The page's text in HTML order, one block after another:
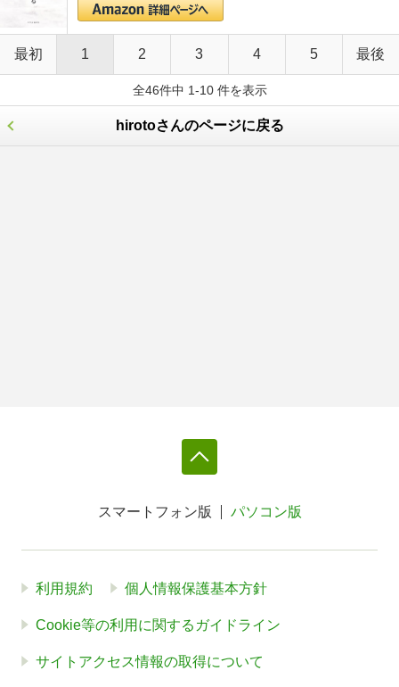
最初 1 2 3 4 5 最後
全46件中 1-10 件を表示
hirotoさんのページに戻る
スマートフォン版 パソコン版
利用規約 個人情報保護基本方針
Cookie等の利用に関するガイドライン
サイトアクセス情報の取得について